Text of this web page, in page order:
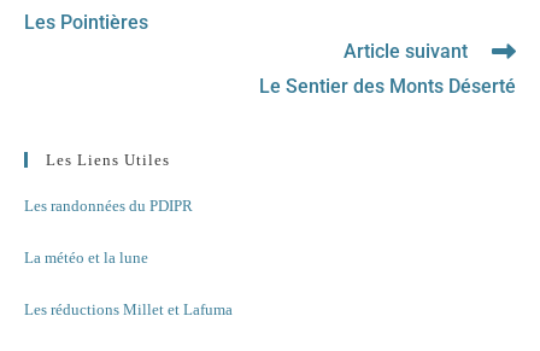
articles
Les Pointières
Article suivant
Le Sentier des Monts Déserté
Les Liens Utiles
Les randonnées du PDIPR
La météo et la lune
Les réductions Millet et Lafuma